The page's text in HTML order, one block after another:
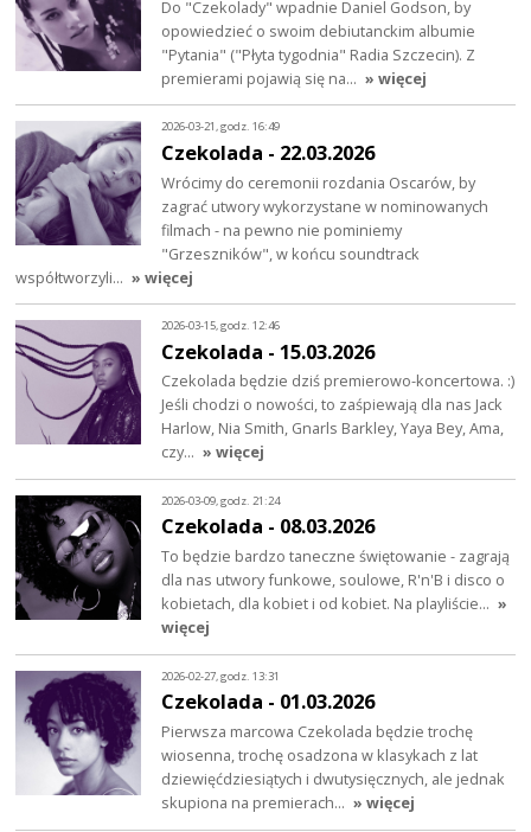
Do "Czekolady" wpadnie Daniel Godson, by
opowiedzieć o swoim debiutanckim albumie
"Pytania" ("Płyta tygodnia" Radia Szczecin). Z
premierami pojawią się na… » więcej
2026-03-21, godz. 16:49
Czekolada - 22.03.2026
Wrócimy do ceremonii rozdania Oscarów, by
zagrać utwory wykorzystane w nominowanych
filmach - na pewno nie pominiemy
"Grzeszników", w końcu soundtrack
współtworzyli… » więcej
2026-03-15, godz. 12:46
Czekolada - 15.03.2026
Czekolada będzie dziś premierowo-koncertowa. :)
Jeśli chodzi o nowości, to zaśpiewają dla nas Jack
Harlow, Nia Smith, Gnarls Barkley, Yaya Bey, Ama,
czy… » więcej
2026-03-09, godz. 21:24
Czekolada - 08.03.2026
To będzie bardzo taneczne świętowanie - zagrają
dla nas utwory funkowe, soulowe, R'n'B i disco o
kobietach, dla kobiet i od kobiet. Na playliście… »
więcej
2026-02-27, godz. 13:31
Czekolada - 01.03.2026
Pierwsza marcowa Czekolada będzie trochę
wiosenna, trochę osadzona w klasykach z lat
dziewięćdziesiątych i dwutysięcznych, ale jednak
skupiona na premierach… » więcej